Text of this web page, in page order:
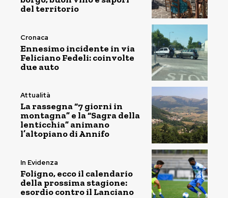
del territorio
Cronaca
Ennesimo incidente in via
Feliciano Fedeli: coinvolte
due auto
Attualità
La rassegna “7 giorni in
montagna” e la “Sagra della
lenticchia” animano
l’altopiano di Annifo
In Evidenza
Foligno, ecco il calendario
della prossima stagione:
esordio contro il Lanciano